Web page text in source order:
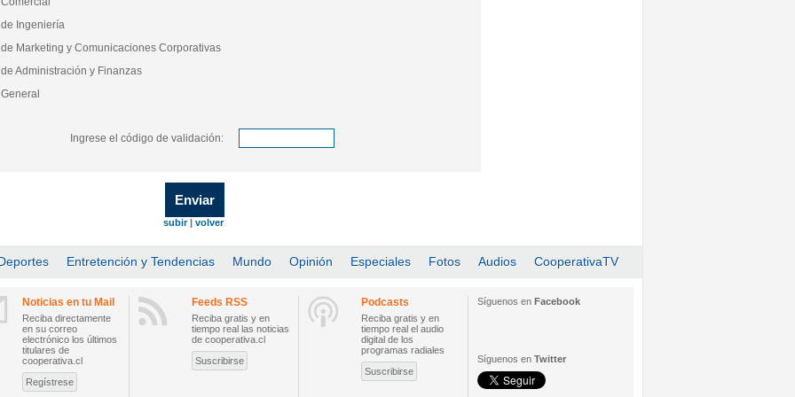
Ingeniería
Marketing y Comunicaciones Corporativas
Administración y Finanzas
Ingrese el código de validación:
subir| volver
Entretención y Tendencias Mundo Opinión Especiales Fotos Audios CooperativaTV
Noticias en tu Mail
Reciba directamente
en su correo
electrónico los últimos
titulares de
cooperativa.cl
Regístrese
Feeds RSS
Reciba gratis y en
tiempo real las noticias
de cooperativa.cl
Suscribirse
Podcasts
Reciba gratis y en
tiempo real el audio
digital de los
programas radiales
Suscribirse
Síguenos en Facebook
Síguenos en Twitter